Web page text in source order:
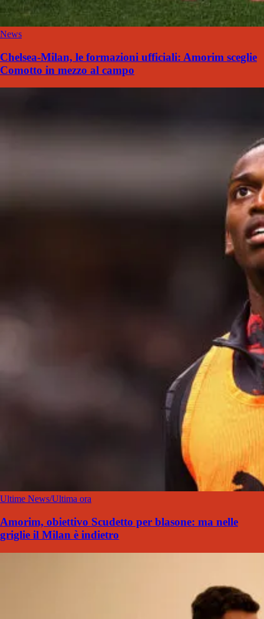
News
Chelsea-Milan, le formazioni ufficiali: Amorim sceglie
Comotto in mezzo al campo
Ultime News/Ultima ora
Amorim, obiettivo Scudetto per blasone: ma nelle
griglie il Milan è indietro